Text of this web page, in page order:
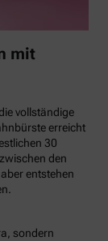
mit
vollständige
erreicht
30
den
entstehen
sondern